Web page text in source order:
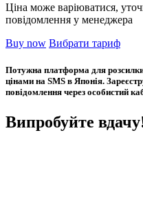
Ціна може варіюватися,
повідомлення у менеджера
Buy now Вибрати тариф
Потужна платформа для
цінами на SMS в Японія.
повідомлення через особистий
Випробуйте